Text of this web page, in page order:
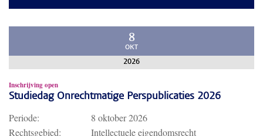
8
OKT
2026
Inschrijving open
Studiedag Onrechtmatige Perspublicaties 2026
Periode:
8 oktober 2026
Rechtsgebied:
Intellectuele eigendomsrecht